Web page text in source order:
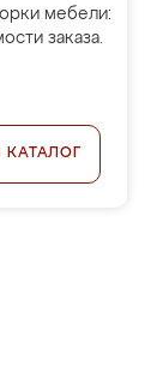
мебели:
заказа.
КАТАЛОГ